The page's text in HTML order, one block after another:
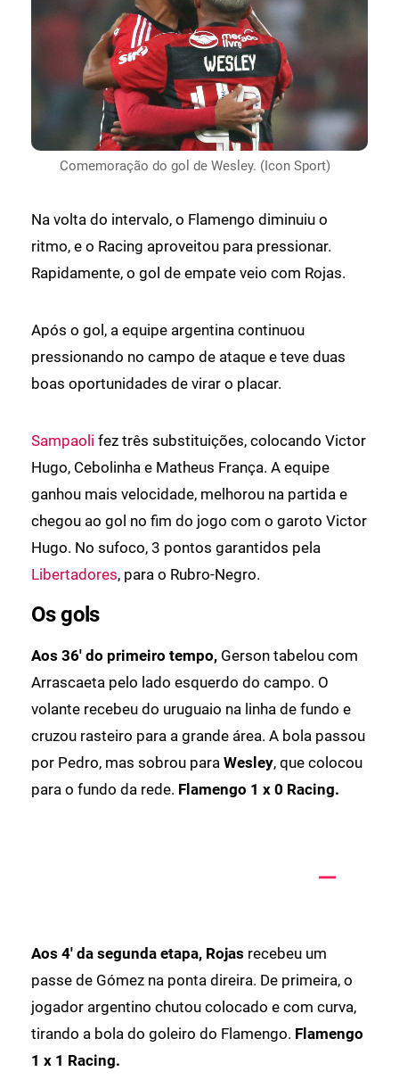
Comemoração do gol de Wesley. (Icon Sport)
Na volta do intervalo, o Flamengo diminuiu o
ritmo, e o Racing aproveitou para pressionar.
Rapidamente, o gol de empate veio com Rojas.
Após o gol, a equipe argentina continuou
pressionando no campo de ataque e teve duas
boas oportunidades de virar o placar.
Sampaoli fez três substituições, colocando Victor
Hugo, Cebolinha e Matheus França. A equipe
ganhou mais velocidade, melhorou na partida e
chegou ao gol no fim do jogo com o garoto Victor
Hugo. No sufoco, 3 pontos garantidos pela
Libertadores, para o Rubro-Negro.
Os gols
Aos 36' do primeiro tempo, Gerson tabelou com
Arrascaeta pelo lado esquerdo do campo. O
volante recebeu do uruguaio na linha de fundo e
cruzou rasteiro para a grande área. A bola passou
por Pedro, mas sobrou para Wesley, que colocou
para o fundo da rede. Flamengo 1 x 0 Racing.
Aos 4' da segunda etapa, Rojas recebeu um
passe de Gómez na ponta direira. De primeira, o
jogador argentino chutou colocado e com curva,
tirando a bola do goleiro do Flamengo. Flamengo
1 x 1 Racing.